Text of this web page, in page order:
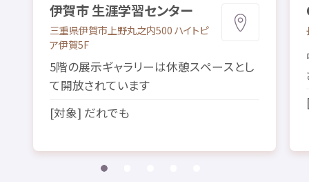
伊賀市生涯学習センター
三重県伊賀市上野丸之内500 ハイトピ
ア伊賀5F
5階の展示ギャラリーは休憩スペースとし
て開放されています
[対象] だれでも